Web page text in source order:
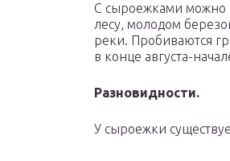
С сыроежками можно
лесу, молодом
реки. Пробиваются
в конце августа-
Разновидности.
У сыроежки